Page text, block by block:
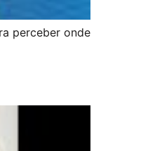
perceber onde